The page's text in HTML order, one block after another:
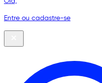
Entre ou cadastre-se